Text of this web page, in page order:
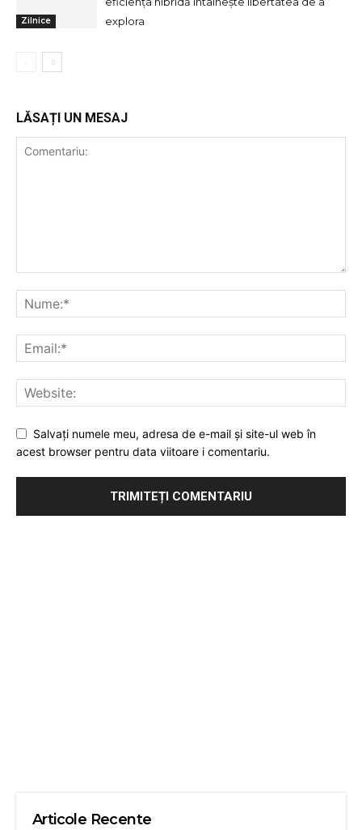
Zilnice
explora
LĂSAȚI UN MESAJ
Salvați numele meu, adresa de e-mail și site-ul web în
acest browser pentru data viitoare i comentariu.
Articole Recente